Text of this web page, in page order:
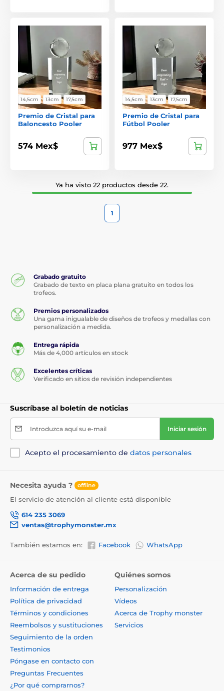
14,5cm 13cm 17,5cm
Premio de Cristal para
Baloncesto Pooler
574 Mex$
14,5cm 13cm 17,5cm
Premio de Cristal para
Fútbol Pooler
977 Mex$
Ya ha visto 22 productos desde 22.
1
Grabado gratuito
Grabado de texto en placa plana gratuito en todos los
trofeos.
Premios personalizados
Una gama inigualable de diseños de trofeos y medallas con
personalización a medida.
Entrega rápida
Más de 4,000 artículos en stock
Excelentes críticas
Verificado en sitios de revisión independientes
Suscríbase al boletín de noticias
Introduzca aquí su e-mail Iniciar sesión
Acepto el procesamiento de datos personales
Necesita ayuda ? offline
El servicio de atención al cliente está disponible
614 235 3069
ventas@trophymonster.mx
También estamos en: Facebook WhatsApp
Acerca de su pedido
Información de entrega
Política de privacidad
Términos y condiciones
Reembolsos y sustituciones
Seguimiento de la orden
Testimonios
Póngase en contacto con
Preguntas Frecuentes
¿Por qué comprarnos?
Quiénes somos
Personalización
Vídeos
Acerca de Trophy monster
Servicios